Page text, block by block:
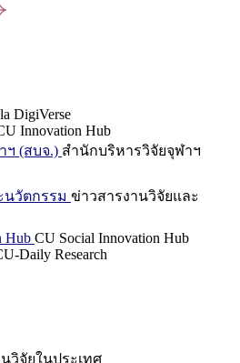
DigiVerse
Innovation Hub
ฯ (สบจ.) สำนักบริหารวิจัยจุฬาฯ
นวัตกรรม ข่าวสารงานวิจัยและ
Hub CU Social Innovation Hub
Daily Research
วิจัยในประเทศ